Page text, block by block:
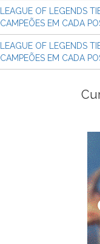
LEAGUE OF LEGENDS
CAMPEÕES EM CADA
LEAGUE OF LEGENDS
CAMPEÕES EM CADA